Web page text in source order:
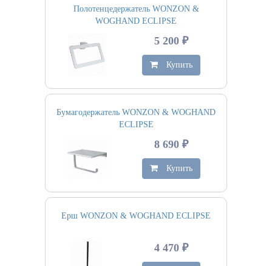
Полотенцедержатель WONZON &
WOGHAND ECLIPSE
5 200 ₽
Купить
Бумагодержатель WONZON & WOGHAND
ECLIPSE
8 690 ₽
Купить
Ерш WONZON & WOGHAND ECLIPSE
4 470 ₽